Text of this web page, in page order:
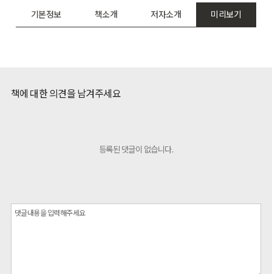
기본정보 책소개 저자소개 미리보기
책에 대한 의견을 남겨주세요
등록된 댓글이 없습니다.